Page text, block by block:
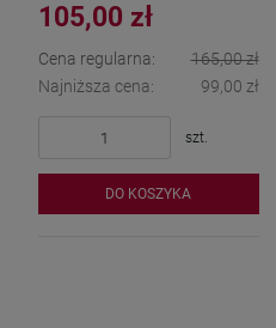
105,00 zł
Cena regularna:
165,00 zł
Najniższa cena:
99,00 zł
szt.
DO KOSZYKA